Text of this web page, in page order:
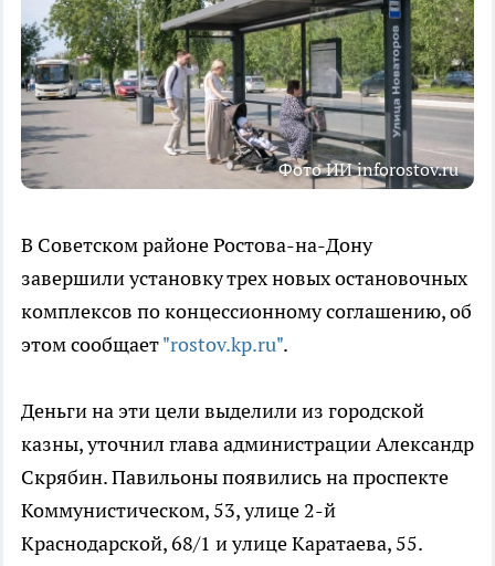
Фото ИИ inforostov.ru
В Советском районе Ростова-на-Дону
завершили установку трех новых остановочных
комплексов по концессионному соглашению, об
этом сообщает"rostov.kp.ru".
Деньги на эти цели выделили из городской
казны, уточнил глава администрации Александр
Скрябин. Павильоны появились на проспекте
Коммунистическом, 53, улице 2-й
Краснодарской, 68/1 и улице Каратаева, 55.